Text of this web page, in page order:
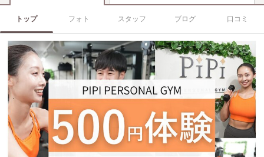
トップ フォト スタッフ ブログ 口コミ